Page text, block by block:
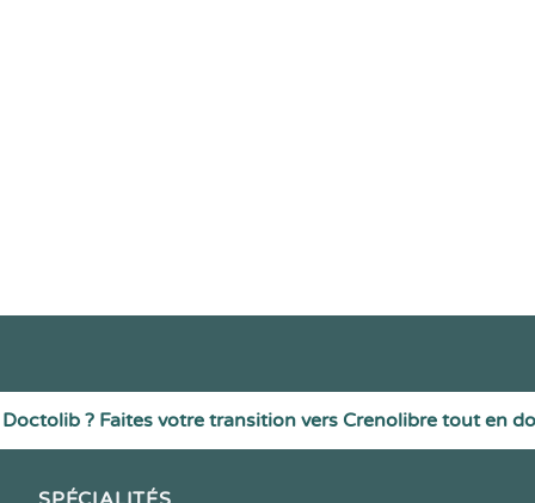
? Faites votre transition vers Crenolibre tout en